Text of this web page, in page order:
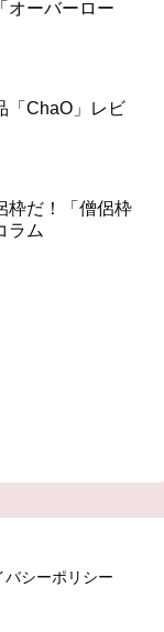
オーバーロー
「ChaO」レビ
枠だ！「僧侶枠
ラム
バシーポリシー